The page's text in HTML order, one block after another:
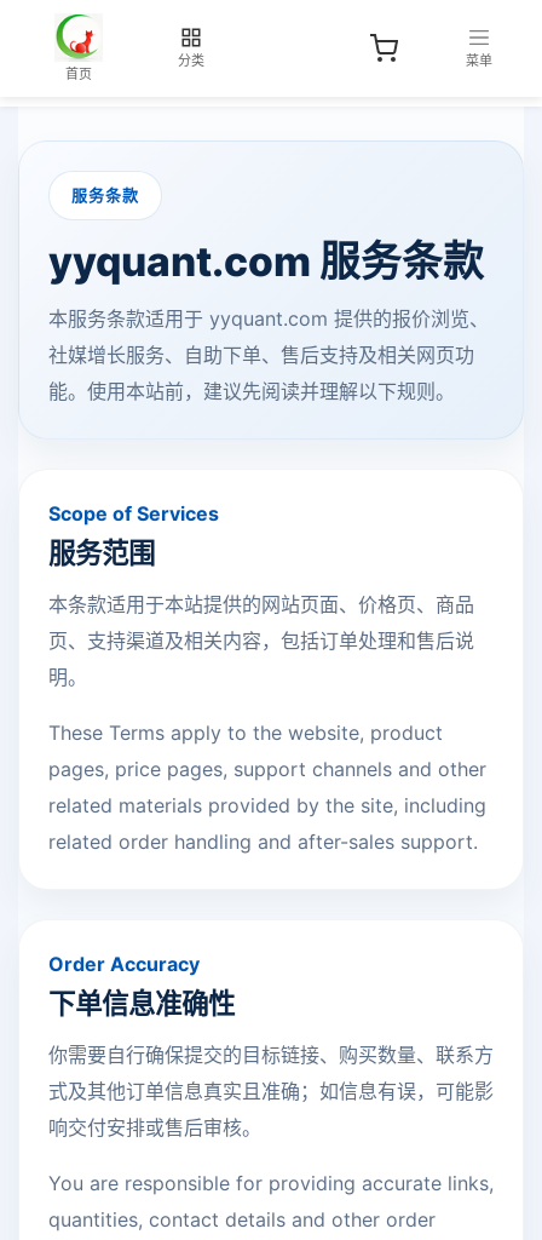
首页
分类 菜单
服务条款
yyquant.com 服务条款
本服务条款适用于 yyquant.com 提供的报价浏览、
社媒增长服务、自助下单、售后支持及相关网页功
能。使用本站前，建议先阅读并理解以下规则。
Scope of Services
服务范围
本条款适用于本站提供的网站页面、价格页、商品
页、支持渠道及相关内容，包括订单处理和售后说
明。
These Terms apply to the website, product
pages, price pages, support channels and other
related materials provided by the site, including
related order handling and after-sales support.
Order Accuracy
下单信息准确性
你需要自行确保提交的目标链接、购买数量、联系方
式及其他订单信息真实且准确；如信息有误，可能影
响交付安排或售后审核。
You are responsible for providing accurate links,
quantities, contact details and other order